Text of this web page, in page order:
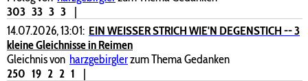
303 33 3 3
|
14.07.2026, 13:01: EIN WEISSER STRICH WIE'N DEGENSTICH -- 3
kleine Gleichnisse in Reimen
Gleichnis von harzgebirglerzum Thema Gedanken
250 19 2 2 1
|